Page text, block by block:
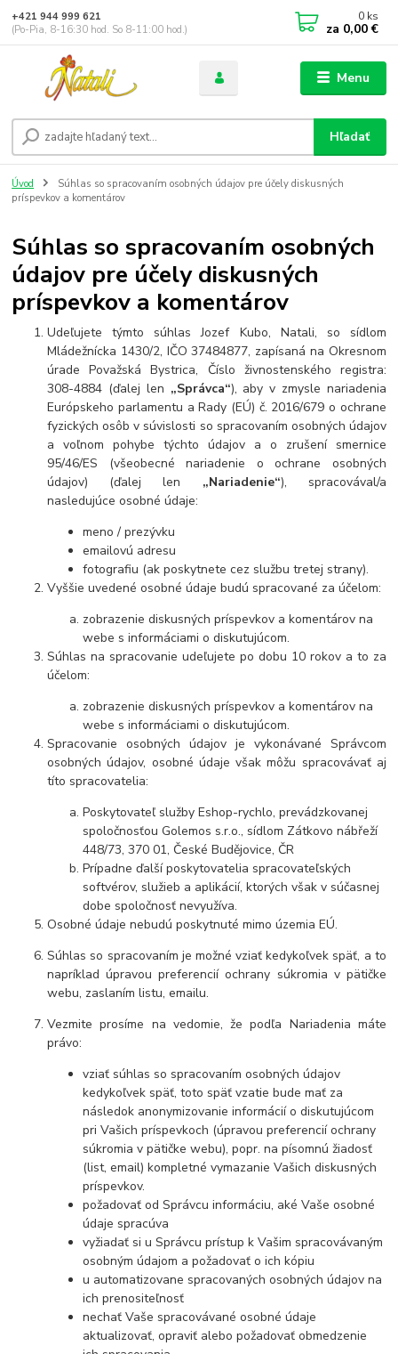
Menu
Hľadať
+421 944 999 621
(Po-Pia, 8-16:30 hod. So 8-11:00 hod.)
0 ks
za 0,00 €
Úvod
Súhlas so spracovaním osobných údajov pre účely diskusných
príspevkov a komentárov
Súhlas so spracovaním osobných
údajov pre účely diskusných
príspevkov a komentárov
Udeľujete týmto súhlas Jozef Kubo, Natali, so sídlom
Mládežnícka 1430/2, IČO 37484877, zapísaná na Okresnom
úrade Považská Bystrica, Číslo živnostenského registra:
308-4884 (ďalej len „Správca“), aby v zmysle nariadenia
Európskeho parlamentu a Rady (EÚ) č. 2016/679 o ochrane
fyzických osôb v súvislosti so spracovaním osobných údajov
a voľnom pohybe týchto údajov a o zrušení smernice
95/46/ES (všeobecné nariadenie o ochrane osobných
údajov) (ďalej len „Nariadenie“), spracovával/a
nasledujúce osobné údaje:
meno / prezývku
emailovú adresu
fotografiu (ak poskytnete cez službu tretej strany).
Vyššie uvedené osobné údaje budú spracované za účelom:
zobrazenie diskusných príspevkov a komentárov na
webe s informáciami o diskutujúcom.
Súhlas na spracovanie udeľujete po dobu 10 rokov a to za
účelom:
zobrazenie diskusných príspevkov a komentárov na
webe s informáciami o diskutujúcom.
Spracovanie osobných údajov je vykonávané Správcom
osobných údajov, osobné údaje však môžu spracovávať aj
títo spracovatelia:
Poskytovateľ služby Eshop-rychlo, prevádzkovanej
spoločnosťou Golemos s.r.o., sídlom Zátkovo nábřeží
448/73, 370 01, České Budějovice, ČR
Prípadne ďalší poskytovatelia spracovateľských
softvérov, služieb a aplikácií, ktorých však v súčasnej
dobe spoločnosť nevyužíva.
Osobné údajenebudú poskytnuté mimo územia EÚ.
Súhlas so spracovaním je možné vziať kedykoľvek späť, a to
napríklad úpravou preferencií ochrany súkromia v pätičke
webu, zaslaním listu, emailu.
Vezmite prosíme na vedomie, že podľa Nariadenia máte
právo:
vziať súhlas so spracovaním osobných údajov
kedykoľvek späť, toto späť vzatie bude mať za
následok anonymizovanie informácií o diskutujúcom
pri Vašich príspevkoch (úpravou preferencií ochrany
súkromia v pätičke webu), popr. na písomnú žiadosť
(list, email) kompletné vymazanie Vašich diskusných
príspevkov.
požadovať od Správcu informáciu, aké Vaše osobné
údaje spracúva
vyžiadať si u Správcu prístup k Vašim spracovávaným
osobným údajom a požadovať o ich kópiu
u automatizovane spracovaných osobných údajov na
ich prenositeľnosť
nechať Vaše spracovávané osobné údaje
aktualizovať, opraviť alebo požadovať obmedzenie